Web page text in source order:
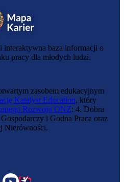
interaktywna baza informacji o
pracy dla młodych ludzi.
zasobem edukacyjnym
Katalyst Education, który
Rozwoju ONZ: 4. Dobra
i Godna Praca oraz
Nierówności.